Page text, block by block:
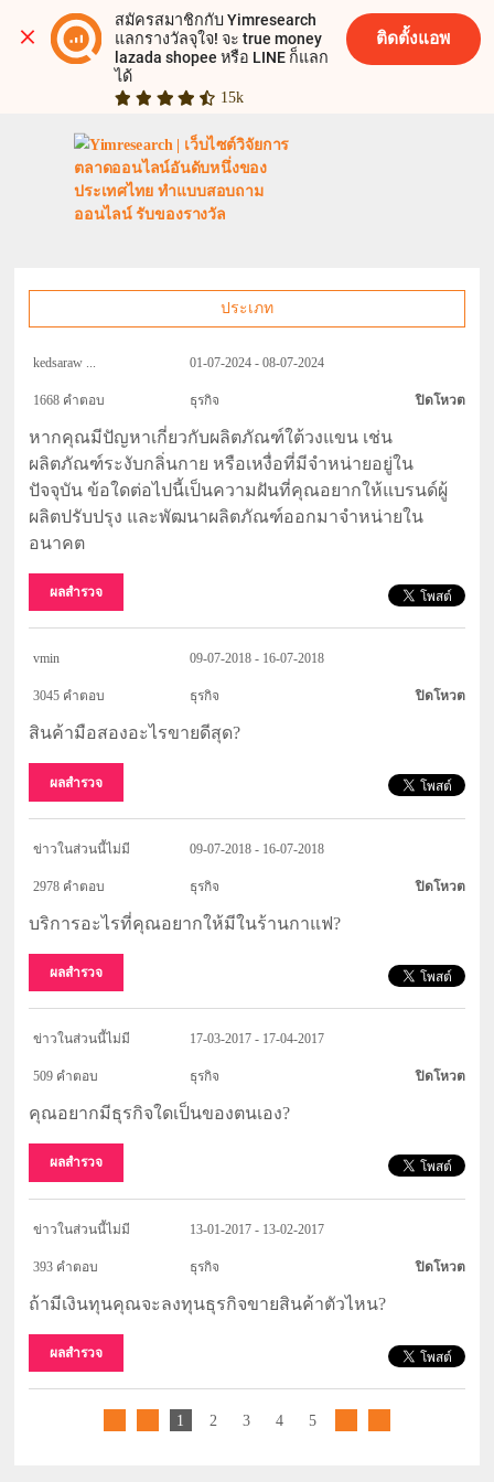
สมัครสมาชิกกับ Yimresearch
แลกรางวัลจุใจ! จะ true money
lazada shopee หรือ LINE ก็แลก
ได้
15k
ติดตั้งแอพ
ประเภท
kedsaraw ... 01-07-2024 - 08-07-2024
1668 คำตอบ ธุรกิจ ปิดโหวต
หากคุณมีปัญหาเกี่ยวกับผลิตภัณฑ์ใต้วงแขน เช่น
ผลิตภัณฑ์ระงับกลิ่นกาย หรือเหงื่อที่มีจำหน่ายอยู่ใน
ปัจจุบัน ข้อใดต่อไปนี้เป็นความฝันที่คุณอยากให้แบรนด์ผู้
ผลิตปรับปรุง และพัฒนาผลิตภัณฑ์ออกมาจำหน่ายใน
อนาคต
ผลสำรวจ
vmin 09-07-2018 - 16-07-2018
3045 คำตอบ ธุรกิจ ปิดโหวต
สินค้ามือสองอะไรขายดีสุด?
ผลสำรวจ
ข่าวในส่วนนี้ไม่มี 09-07-2018 - 16-07-2018
2978 คำตอบ ธุรกิจ ปิดโหวต
บริการอะไรที่คุณอยากให้มีในร้านกาแฟ?
ผลสำรวจ
ข่าวในส่วนนี้ไม่มี 17-03-2017 - 17-04-2017
509 คำตอบ ธุรกิจ ปิดโหวต
คุณอยากมีธุรกิจใดเป็นของตนเอง?
ผลสำรวจ
ข่าวในส่วนนี้ไม่มี 13-01-2017 - 13-02-2017
393 คำตอบ ธุรกิจ ปิดโหวต
ถ้ามีเงินทุนคุณจะลงทุนธุรกิจขายสินค้าตัวไหน?
ผลสำรวจ
1 2 3 4 5